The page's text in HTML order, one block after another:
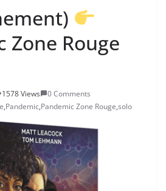
Zone Rouge
1578 Views
0 Comments
,Pandemic,Pandemic Zone Rouge,solo